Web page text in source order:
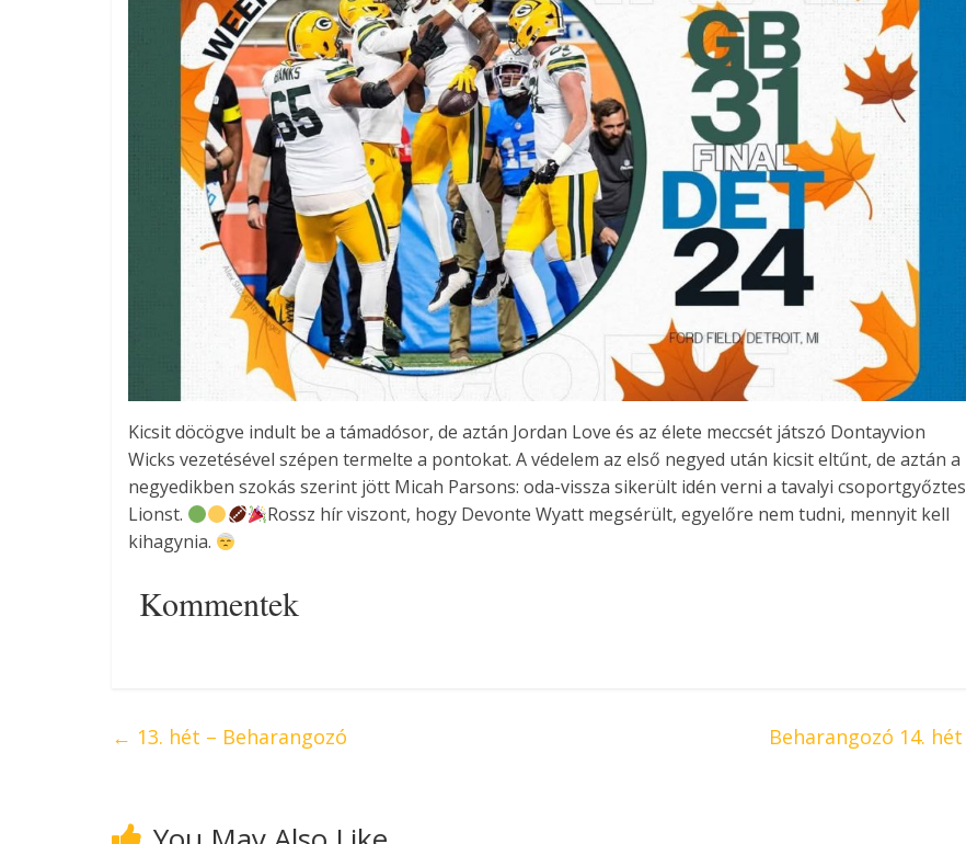
Kicsit döcögve indult be a támadósor, de aztán Jordan Love és az élete meccsét játszó Dontayvion
Wicks vezetésével szépen termelte a pontokat. A védelem az első negyed után kicsit eltűnt, de aztán a
negyedikben szokás szerint jött Micah Parsons: oda-vissza sikerült idén verni a tavalyi csoportgyőztes
Lionst.
Rossz hír viszont, hogy Devonte Wyatt megsérült, egyelőre nem tudni, mennyit kell
kihagynia.
Kommentek
← 13. hét – Beharangozó Beharangozó 14. hét